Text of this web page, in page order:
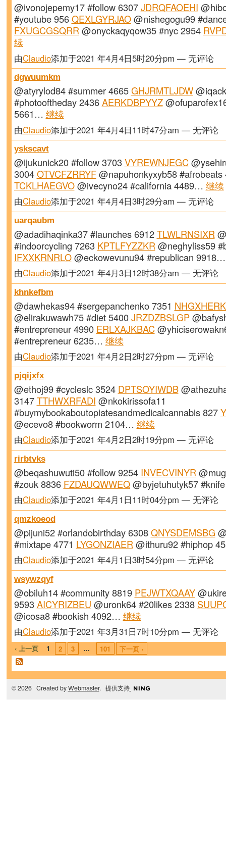
@ivonojepemy17 #follow 6307JDRQFAOEHI
#youtube 956QEXLGYRJAO@nishegogu99
FXUGCGSQRR@onyckaqyqow35 #nyc 2954
续
由Claudio添加于2021 年4月4日5时20分pm — 无评论
dgwuumkm
@atyrylod84 #summer 4665GHJRMTLJDW
#photooftheday 2436AERKDBPYYZ
5661… 继续
由Claudio添加于2021 年4月4日11时47分am — 无评论
yskscavt
@ijukunick20 #follow 3703VYREWNJEGC
3004OTVCFZRRYF@napuhonkyxyb58 #afrobeats
TCKLHAEGVO@ivecyno24 #california 4489… 继续
由Claudio添加于2021 年4月4日3时29分am — 无评论
uarqaubm
@adadihaqinka37 #launches 6912TLWLRNSIXR
#indoorcycling 7263 KPTLFYZZKR@neghyliss59
IFXXKRNRLO@eckowevunu94 #republican
由Claudio添加于2021 年4月3日12时38分am — 无评论
khnkefbm
@dawhekas94 #sergepanchenko 7351
@elirakuwawh75 #diet 5400JRZDZBSLGP
#entrepreneur 4990 ERLXAJKBAC
#entrepreneur 6235… 继续
由Claudio添加于2021 年4月2日2时27分pm — 无评论
pjqijxfx
@ethoj99 #cycleslc 3524 DPTSOYIWDB
3147TTHWXRFADI @nkokirissofa11
#buymybookaboutopiatesandmedicalcannabis 827
@ecevo8 #bookworm 2104… 继续
由Claudio添加于2021 年4月2日2时19分pm — 无评论
rirbtvks
@beqashuwuti50 #follow 9254 INVECVINYR
#zouk 8836 FZDAUQWWEQ@byjetuhutyk57
由Claudio添加于2021 年4月1日11时04分pm — 无评论
qmzkoeod
@pijuni52 #orlandobirthday 6308QNYSDEMSBG
#mixtape 4771 LYGONZIAER @ithuru92 #hiphop
由Claudio添加于2021 年4月1日3时54分pm — 无评论
wsywzqyf
@obiluh14 #community 8819 PEJWTXQAAY
9593AICYRIZBEU @uronk64 #20likes 2338
@icosa8 #bookish 4092… 继续
由Claudio添加于2021 年3月31日7时10分pm — 无评论
‹ 上一页 1 2 3 … 101 下一页 ›
© 2026 Created byWebmaster. 提供支持